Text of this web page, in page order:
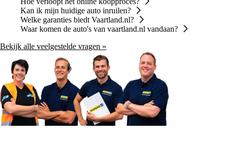
Kan ik mijn huidige auto inruilen?
Welke garanties biedt Vaartland.nl?
Waar komen de auto's van vaartland.nl vandaan?
Bekijk alle veelgestelde vragen »